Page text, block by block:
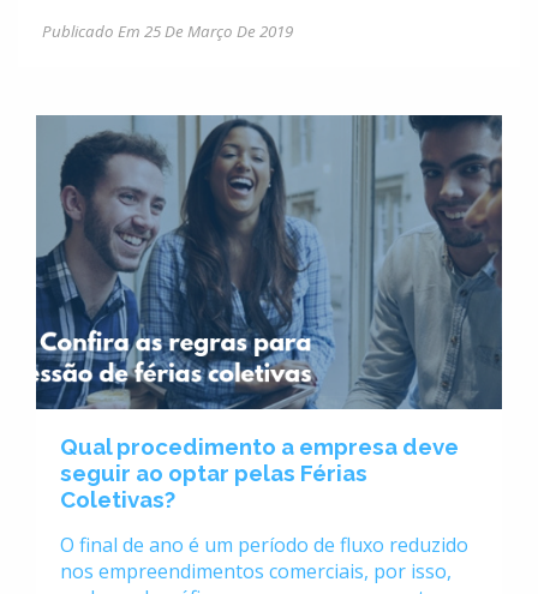
Publicado Em 25 De Março De 2019
Qual procedimento a empresa deve
seguir ao optar pelas Férias
Coletivas?
O final de ano é um período de fluxo reduzido
nos empreendimentos comerciais, por isso,